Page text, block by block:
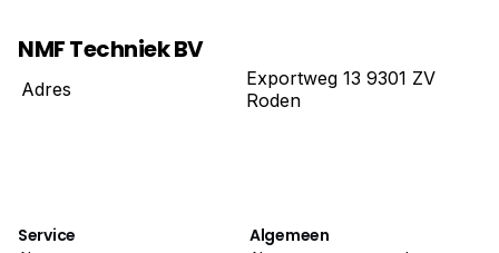
NMF Techniek BV
Adres
Exportweg 13 9301 ZV
Roden
Service Algemeen